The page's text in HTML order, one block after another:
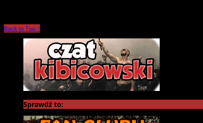
Back to Top ↑
Sprawdź to: